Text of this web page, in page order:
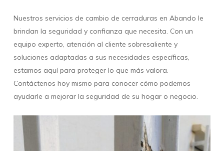
Nuestros servicios de cambio de cerraduras en Abando le
brindan la seguridad y confianza que necesita. Con un
equipo experto, atención al cliente sobresaliente y
soluciones adaptadas a sus necesidades específicas,
estamos aquí para proteger lo que más valora.
Contáctenos hoy mismo para conocer cómo podemos
ayudarle a mejorar la seguridad de su hogar o negocio.